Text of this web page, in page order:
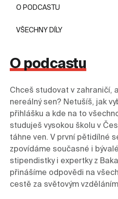
O PODCASTU
VŠECHNY DÍLY
O podcastu
Chceš studovat v zahraničí,
nereálný sen? Netušíš, jak
přihlášku a kde na to
studuješ vysokou školu v
táhne ven. V první pětidílné
zpovídáme současné i
stipendistky i expertky z
přinášíme odpovědi na
cestě za světovým